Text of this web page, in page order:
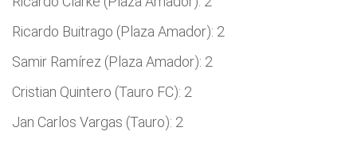
Ricardo Buitrago (Plaza Amador): 2
Samir Ramírez (Plaza Amador): 2
Cristian Quintero (Tauro FC): 2
Jan Carlos Vargas (Tauro): 2